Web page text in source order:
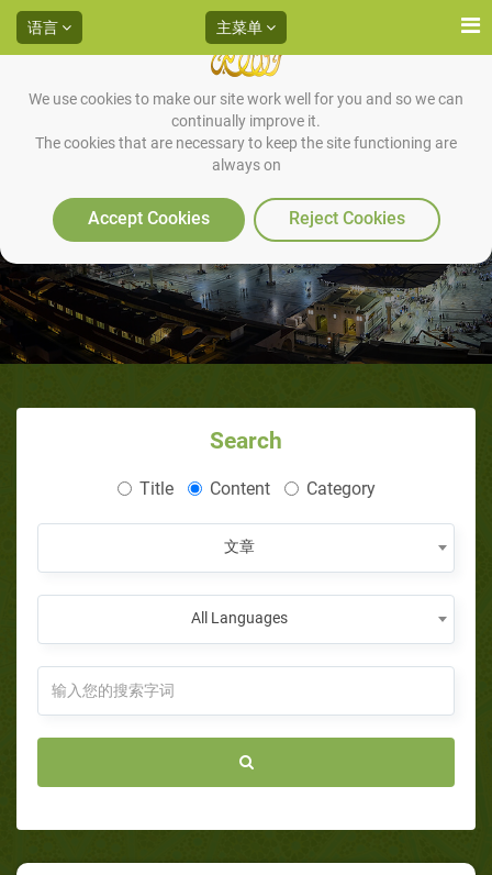
We use cookies to make our site work well for you and so we can
continually improve it.
The cookies that are necessary to keep the site functioning are
always on
Accept Cookies Reject Cookies
语言 主菜单
美国前基督徒琳达•德尔加多
（1/2）
Search
Title Content Category
文章
All Languages